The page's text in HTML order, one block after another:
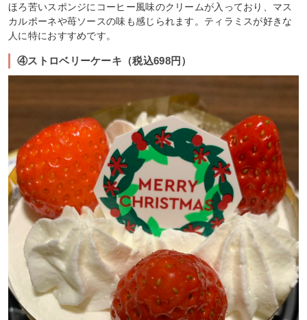
ほろ苦いスポンジにコーヒー風味のクリームが入っており、マス
カルポーネや苺ソースの味も感じられます。ティラミスが好きな
人に特におすすめです。
④ストロベリーケーキ（税込698円）